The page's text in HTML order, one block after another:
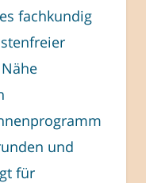
fachkundig
und
für